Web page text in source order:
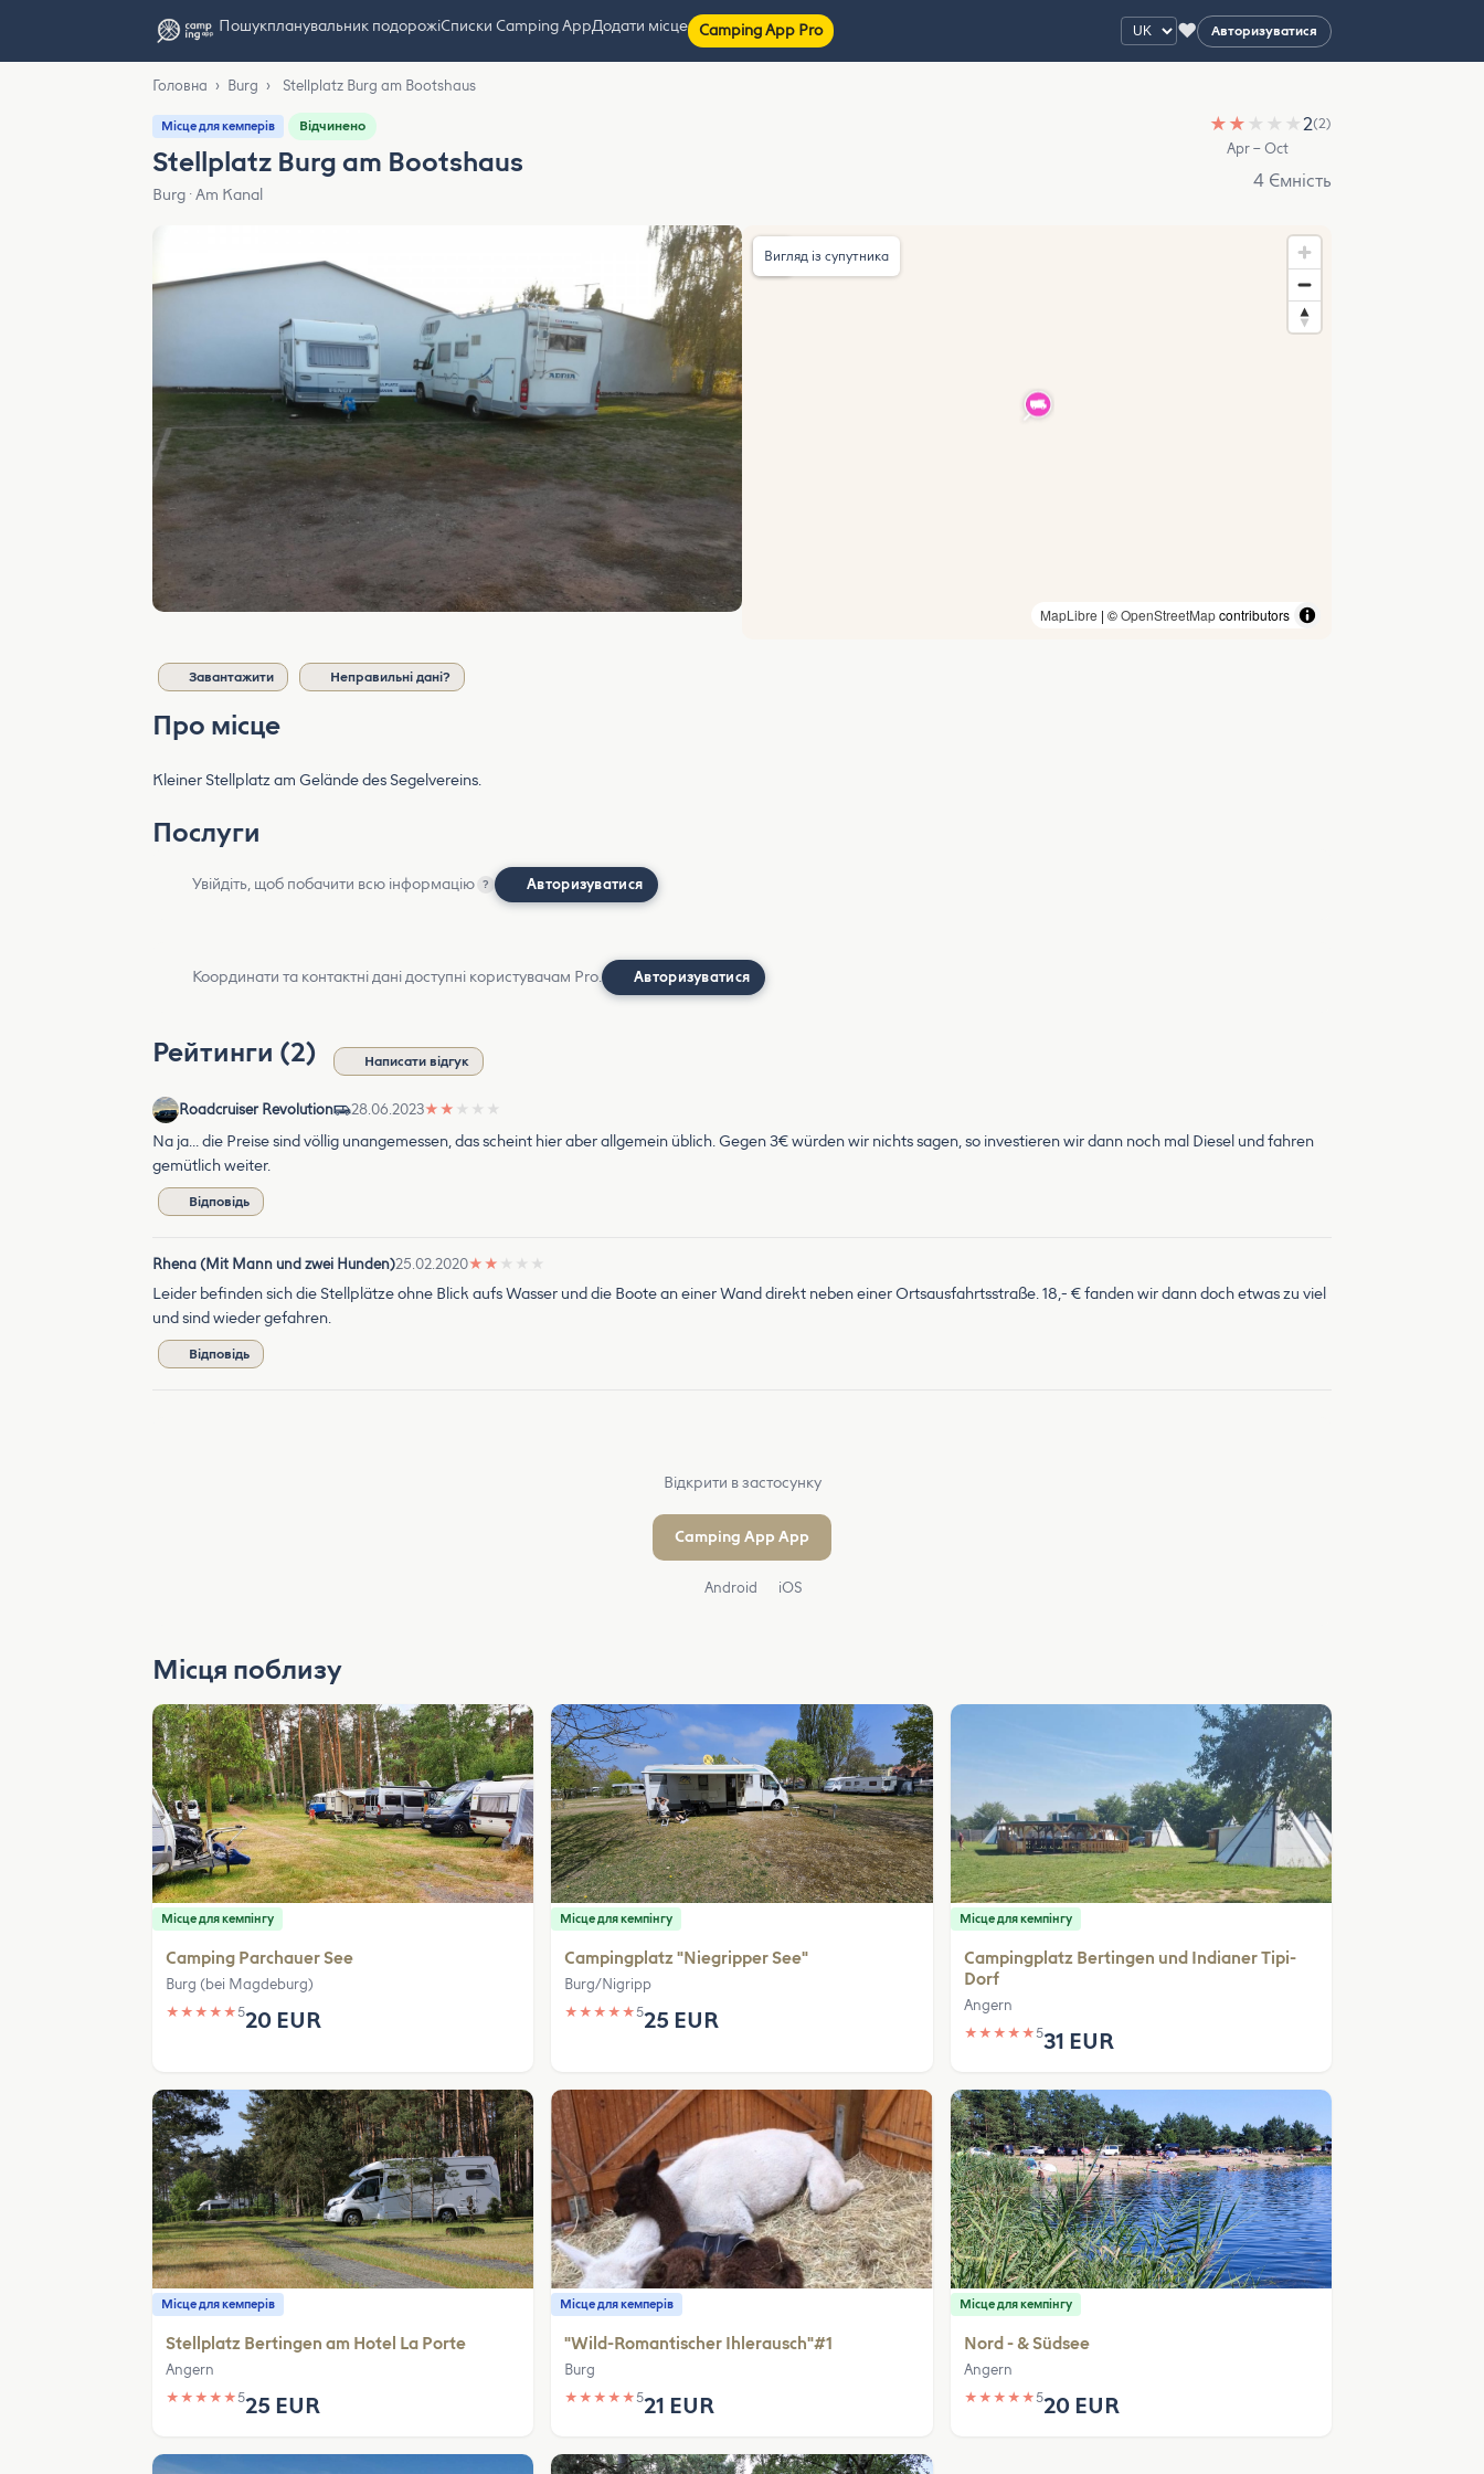
Пошукпланувальник подорожіСписки Camping AppДодати місце Camping App Pro ♥ Авторизуватися
Головна › Burg › Stellplatz Burg am Bootshaus
Місце для кемперів Відчинено
Stellplatz Burg am Bootshaus
Burg · Am Kanal
★ ★ ★ ★ ★2(2)
Apr – Oct
4 Ємність
MapLibre | ©OpenStreetMapcontributors
Вигляд із супутника
Завантажити Неправильні дані?
Про місце
Kleiner Stellplatz am Gelände des Segelvereins.
Послуги
Увійдіть, щоб побачити всю інформацію ? Авторизуватися
Координати та контактні дані доступні користувачам Pro. Авторизуватися
Рейтинги (2) Написати відгук
Roadcruiser Revolution 28.06.2023★ ★ ★ ★ ★
Na ja… die Preise sind völlig unangemessen, das scheint hier aber allgemein üblich. Gegen 3€ würden wir nichts sagen, so investieren wir dann noch mal Diesel und fahren
gemütlich weiter.
Відповідь
Rhena (Mit Mann und zwei Hunden)25.02.2020★ ★ ★ ★ ★
Leider befinden sich die Stellplätze ohne Blick aufs Wasser und die Boote an einer Wand direkt neben einer Ortsausfahrtsstraße. 18,- € fanden wir dann doch etwas zu viel
und sind wieder gefahren.
Відповідь
Відкрити в застосунку
Camping App App
Android iOS
Місця поблизу
Місце для кемпінгу
Camping Parchauer See
Burg (bei Magdeburg)
★ ★ ★ ★ ★520 EUR
Місце для кемпінгу
Campingplatz "Niegripper See"
Burg/Nigripp
★ ★ ★ ★ ★525 EUR
Місце для кемпінгу
Campingplatz Bertingen und Indianer Tipi-
Dorf
Angern
★ ★ ★ ★ ★531 EUR
Місце для кемперів
Stellplatz Bertingen am Hotel La Porte
Angern
★ ★ ★ ★ ★525 EUR
Місце для кемперів
"Wild-Romantischer Ihlerausch"#1
Burg
★ ★ ★ ★ ★521 EUR
Місце для кемпінгу
Nord - & Südsee
Angern
★ ★ ★ ★ ★520 EUR